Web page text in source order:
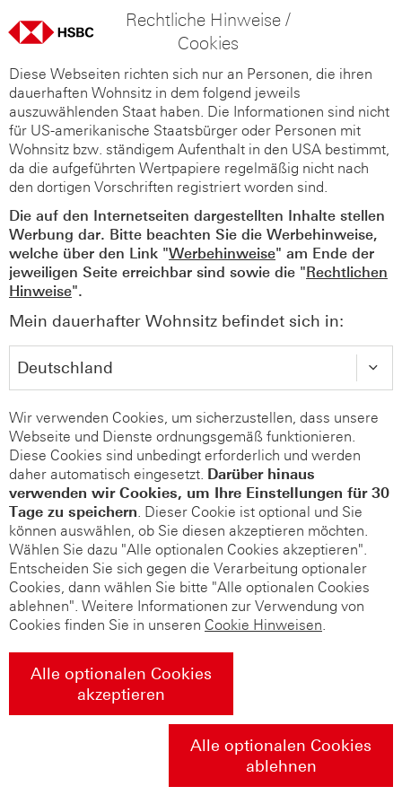
Rechtliche Hinweise /
Cookies
Diese Webseiten richten sich nur an Personen, die ihren
dauerhaften Wohnsitz in dem folgend jeweils
auszuwählenden Staat haben. Die Informationen sind nicht
für US-amerikanische Staatsbürger oder Personen mit
Wohnsitz bzw. ständigem Aufenthalt in den USA bestimmt,
da die aufgeführten Wertpapiere regelmäßig nicht nach
den dortigen Vorschriften registriert worden sind.
Die auf den Internetseiten dargestellten Inhalte stellen
Werbung dar. Bitte beachten Sie die Werbehinweise,
welche über den Link "Werbehinweise" am Ende der
jeweiligen Seite erreichbar sind sowie die "Rechtlichen
Hinweise".
Mein dauerhafter Wohnsitz befindet sich in:
Wir verwenden Cookies, um sicherzustellen, dass unsere
Webseite und Dienste ordnungsgemäß funktionieren.
Diese Cookies sind unbedingt erforderlich und werden
daher automatisch eingesetzt. Darüber hinaus
verwenden wir Cookies, um Ihre Einstellungen für 30
Tage zu speichern. Dieser Cookie ist optional und Sie
können auswählen, ob Sie diesen akzeptieren möchten.
Wählen Sie dazu "Alle optionalen Cookies akzeptieren".
Entscheiden Sie sich gegen die Verarbeitung optionaler
Cookies, dann wählen Sie bitte "Alle optionalen Cookies
ablehnen". Weitere Informationen zur Verwendung von
Cookies finden Sie in unseren Cookie Hinweisen.
Alle optionalen Cookies
akzeptieren
Alle optionalen Cookies
ablehnen